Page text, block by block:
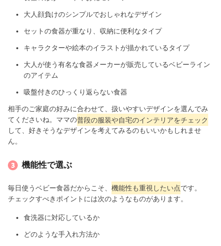
大人顔負けのシンプルでおしゃれなデザイン
セットの食器が重なり、収納に便利なタイプ
キャラクターや絵本のイラストが描かれているタイプ
大人が使う有名な食器メーカーが販売しているベビーライン
のアイテム
吸盤付きのひっくり返らない食器
相手のご家庭の好みに合わせて、扱いやすいデザインを選んでみ
てくださいね。ママの普段の服装や自宅のインテリアをチェック
して、好きそうなデザインを考えてみるのもいいかもしれませ
ん。
機能性で選ぶ
毎日使うベビー食器だからこそ、 機能性も重視したい点です。
チェックすべきポイントには次のようなものがあります。
食洗器に対応しているか
どのような手入れ方法か